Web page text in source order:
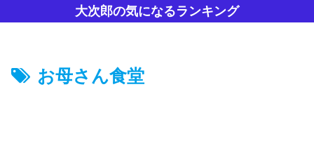
大次郎の気になるランキング
お母さん食堂